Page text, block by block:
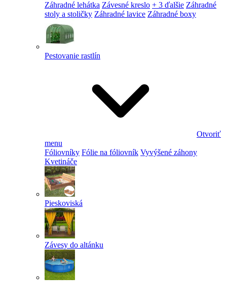
Záhradné lehátka Závesné kreslo + 3 ďalšie Záhradné
stoly a stoličky Záhradné lavice Záhradné boxy
Pestovanie rastlín
Otvoriť
menu
Fóliovníky Fólie na fóliovník Vyvýšené záhony
Kvetináče
Pieskoviská
Závesy do altánku